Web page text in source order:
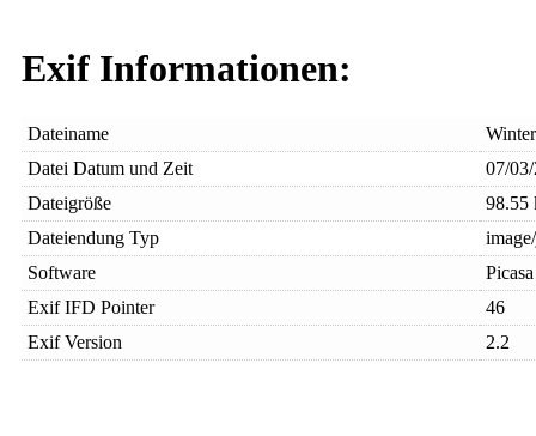
Exif Informationen:
Dateiname
Datei Datum und Zeit
07/
Dateigröße
98.55
Dateiendung Typ
Software
Picasa
Exif IFD Pointer
46
Exif Version
2.2